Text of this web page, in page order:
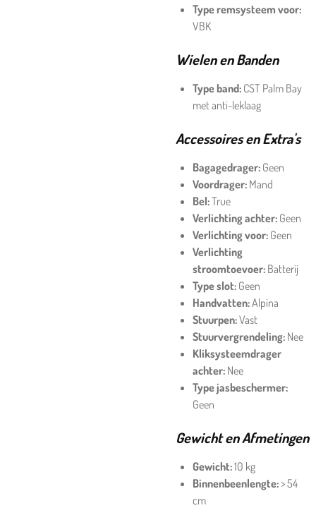
Type remsysteem voor:
VBK
Wielen en Banden
Type band: CST Palm Bay
met anti-leklaag
Accessoires en Extra's
Bagagedrager: Geen
Voordrager: Mand
Bel:True
Verlichting achter: Geen
Verlichting voor: Geen
Verlichting
stroomtoevoer: Batterij
Type slot: Geen
Handvatten:Alpina
Stuurpen:Vast
Stuurvergrendeling: Nee
Kliksysteemdrager
achter: Nee
Type jasbeschermer:
Geen
Gewicht en Afmetingen
Gewicht:10 kg
Binnenbeenlengte: > 54
cm